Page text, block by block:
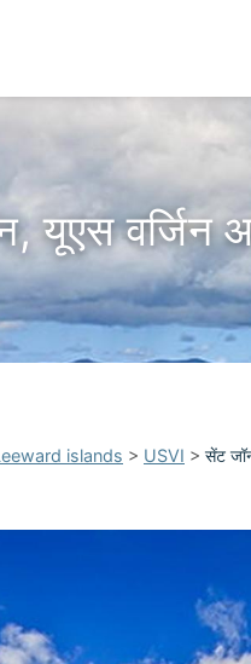
यूएस वर्जिन
islands > USVI > सेंट